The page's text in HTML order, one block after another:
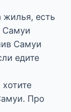
жилья, есть
Самуи
Самуи
едите
Про